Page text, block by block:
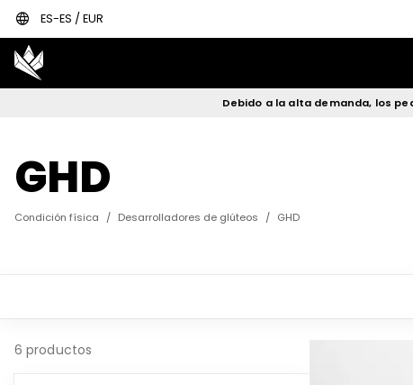
language ES-ES / EUR
Debido a la alta demanda, los
GHD
Condición física / Desarrolladores de glúteos / GHD
6 productos